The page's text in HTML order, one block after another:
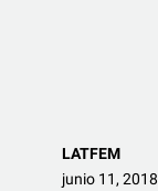
LATFEM
junio 11, 2018